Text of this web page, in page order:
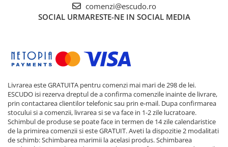
comenzi@escudo.ro
SOCIAL URMARESTE-NE IN SOCIAL MEDIA
Livrarea este GRATUITA pentru comenzi mai mari de 298 de lei.
ESCUDO isi rezerva dreptul de a confirma comenzile inainte de livrare,
prin contactarea clientilor telefonic sau prin e-mail. Dupa confirmarea
stocului si a comenzii, livrarea si se va face in 1-2 zile lucratoare.
Schimbul de produse se poate face in termen de 14 zile calendaristice
de la primirea comenzii si este GRATUIT. Aveti la dispozitie 2 modalitati
de schimb: Schimbarea marimii la acelasi produs. Schimbarea